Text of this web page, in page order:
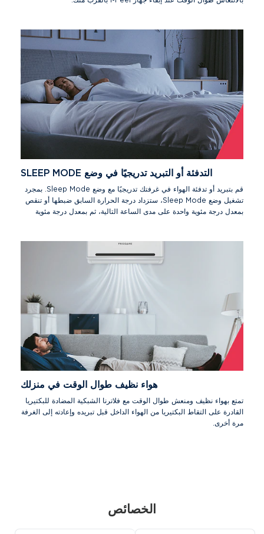
التدفئة أو التبريد تدريجيًا في وضع SLEEP MODE
قم بتبريد أو تدفئة الهواء في غرفتك تدريجيًا مع وضع Sleep Mode. بمجرد
تشغيل وضع Sleep Mode، ستزداد درجة الحرارة السابق ضبطها أو تنقص
بمعدل درجة مئوية واحدة على مدى الساعة التالية، ثم بمعدل درجة مئوية
هواء نظيف طوال الوقت في منزلك
تمتع بهواء نظيف ومنعش طوال الوقت مع فلاترنا الشبكية المضادة للبكتيريا
القادرة على التقاط البكتيريا من الهواء الداخل قبل تبريده وإعادته إلى الغرفة
مرة أخرى.
الخصائص